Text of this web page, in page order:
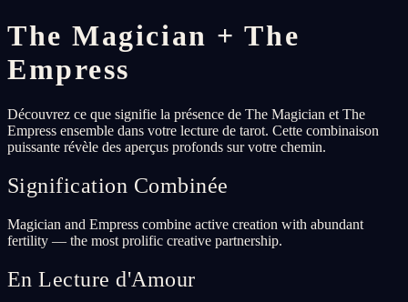
The Magician +The
Empress
Découvrez ce que signifie la présence de The Magician et The
Empress ensemble dans votre lecture de tarot. Cette combinaison
puissante révèle des aperçus profonds sur votre chemin.
Signification Combinée
Magician and Empress combine active creation with abundant
fertility — the most prolific creative partnership.
En Lecture d'Amour